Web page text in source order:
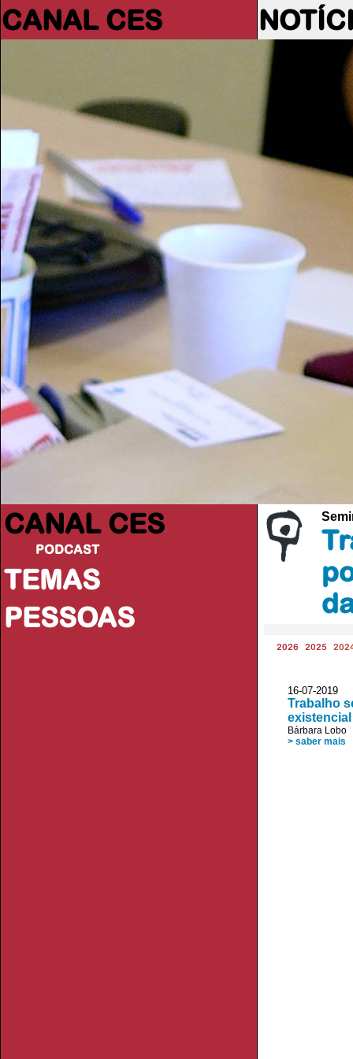
CANAL CES
CANAL CES
PODCAST
TEMAS
PESSOAS
2026 2025
16-07-
Trabalho
existencial
Bárbara Lobo
> saber mais